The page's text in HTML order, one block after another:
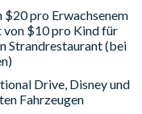
$20 pro Erwachsenem
von $10 pro Kind für
Strandrestaurant (bei
Drive, Disney und
Fahrzeugen